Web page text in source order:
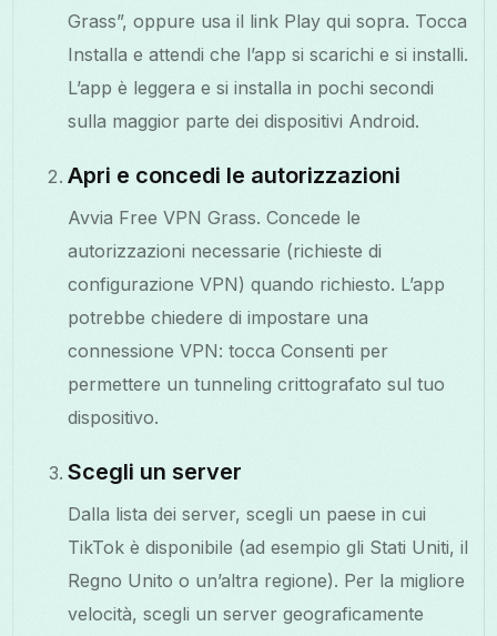
Grass”, oppure usa il link Play qui sopra. Tocca
Installa e attendi che l’app si scarichi e si installi.
L’app è leggera e si installa in pochi secondi
sulla maggior parte dei dispositivi Android.
Apri e concedi le autorizzazioni
Avvia Free VPN Grass. Concede le
autorizzazioni necessarie (richieste di
configurazione VPN) quando richiesto. L’app
potrebbe chiedere di impostare una
connessione VPN: tocca Consenti per
permettere un tunneling crittografato sul tuo
dispositivo.
Scegli un server
Dalla lista dei server, scegli un paese in cui
TikTok è disponibile (ad esempio gli Stati Uniti, il
Regno Unito o un’altra regione). Per la migliore
velocità, scegli un server geograficamente